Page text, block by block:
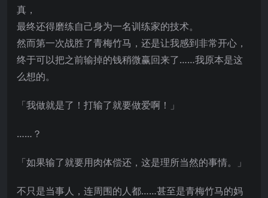
真，
最终还得磨练自己身为一名训练家的技术。
然而第一次战胜了青梅竹马，还是让我感到非常开心，
终于可以把之前输掉的钱稍微赢回来了……我原本是这
么想的。
「我做就是了！打输了就要做爱啊！」
……？
「如果输了就要用肉体偿还，这是理所当然的事情。」
不只是当事人，连周围的人都……甚至是青梅竹马的妈